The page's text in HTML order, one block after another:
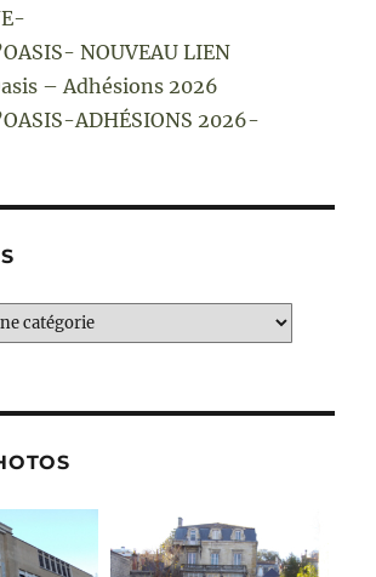
NOUVEAU LIEN
– Adhésions 2026
ADHÉSIONS 2026-